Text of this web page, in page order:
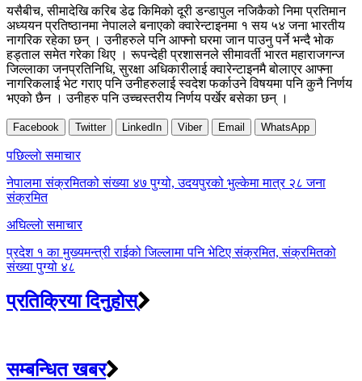
यसैबीच, सीमादेखि करिब डेढ किमिको दूरी डन्डापुल नजिकैको निमा प्रतिमान
अध्ययन प्रतिष्ठानमा नेपालले बनाएको क्वारेन्टाइनमा १ सय ५४ जना भारतीय
नागरिक रहेका छन् । उनीहरुले पनि आफ्नो घरमा जान पाउनु पर्ने भन्दै भोक
हड्ताल समेत गरेका थिए । रूपन्देही प्रशासनले सीमावर्ती भारत महाराजगन्ज
जिल्लाका जनप्रतिनिधि, सुरक्षा अधिकारीलाई क्वारेन्टाइनमै बोलाएर आफ्ना
नागरिकलाई भेट गराए पनि उनीहरुलाई स्वदेश फर्काउने विषयमा पनि कुनै निर्णय
भएको छैन । उनीहरु पनि उच्चस्तरीय निर्णय पर्खेर बसेका छन् ।
Facebook Twitter LinkedIn Viber Email WhatsApp
Post
navigation
पछिल्लाे समाचार
नेपालमा संक्रमितको संख्या ४७ पुग्यो, उदयपुरको भुल्केमा मात्र २८ जना
संक्रमित
अघिल्लाे समाचार
प्रदेश १ का मुख्यमन्त्री राईको जिल्लामा पनि भेटिए संक्रमित, संक्रमितको
संख्या पुग्यो ४८
प्रतिक्रिया दिनुहोस्
सम्बन्धित खबर